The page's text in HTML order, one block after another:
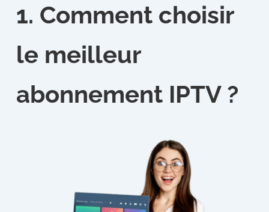
1. Comment choisir
le meilleur
abonnement IPTV ?